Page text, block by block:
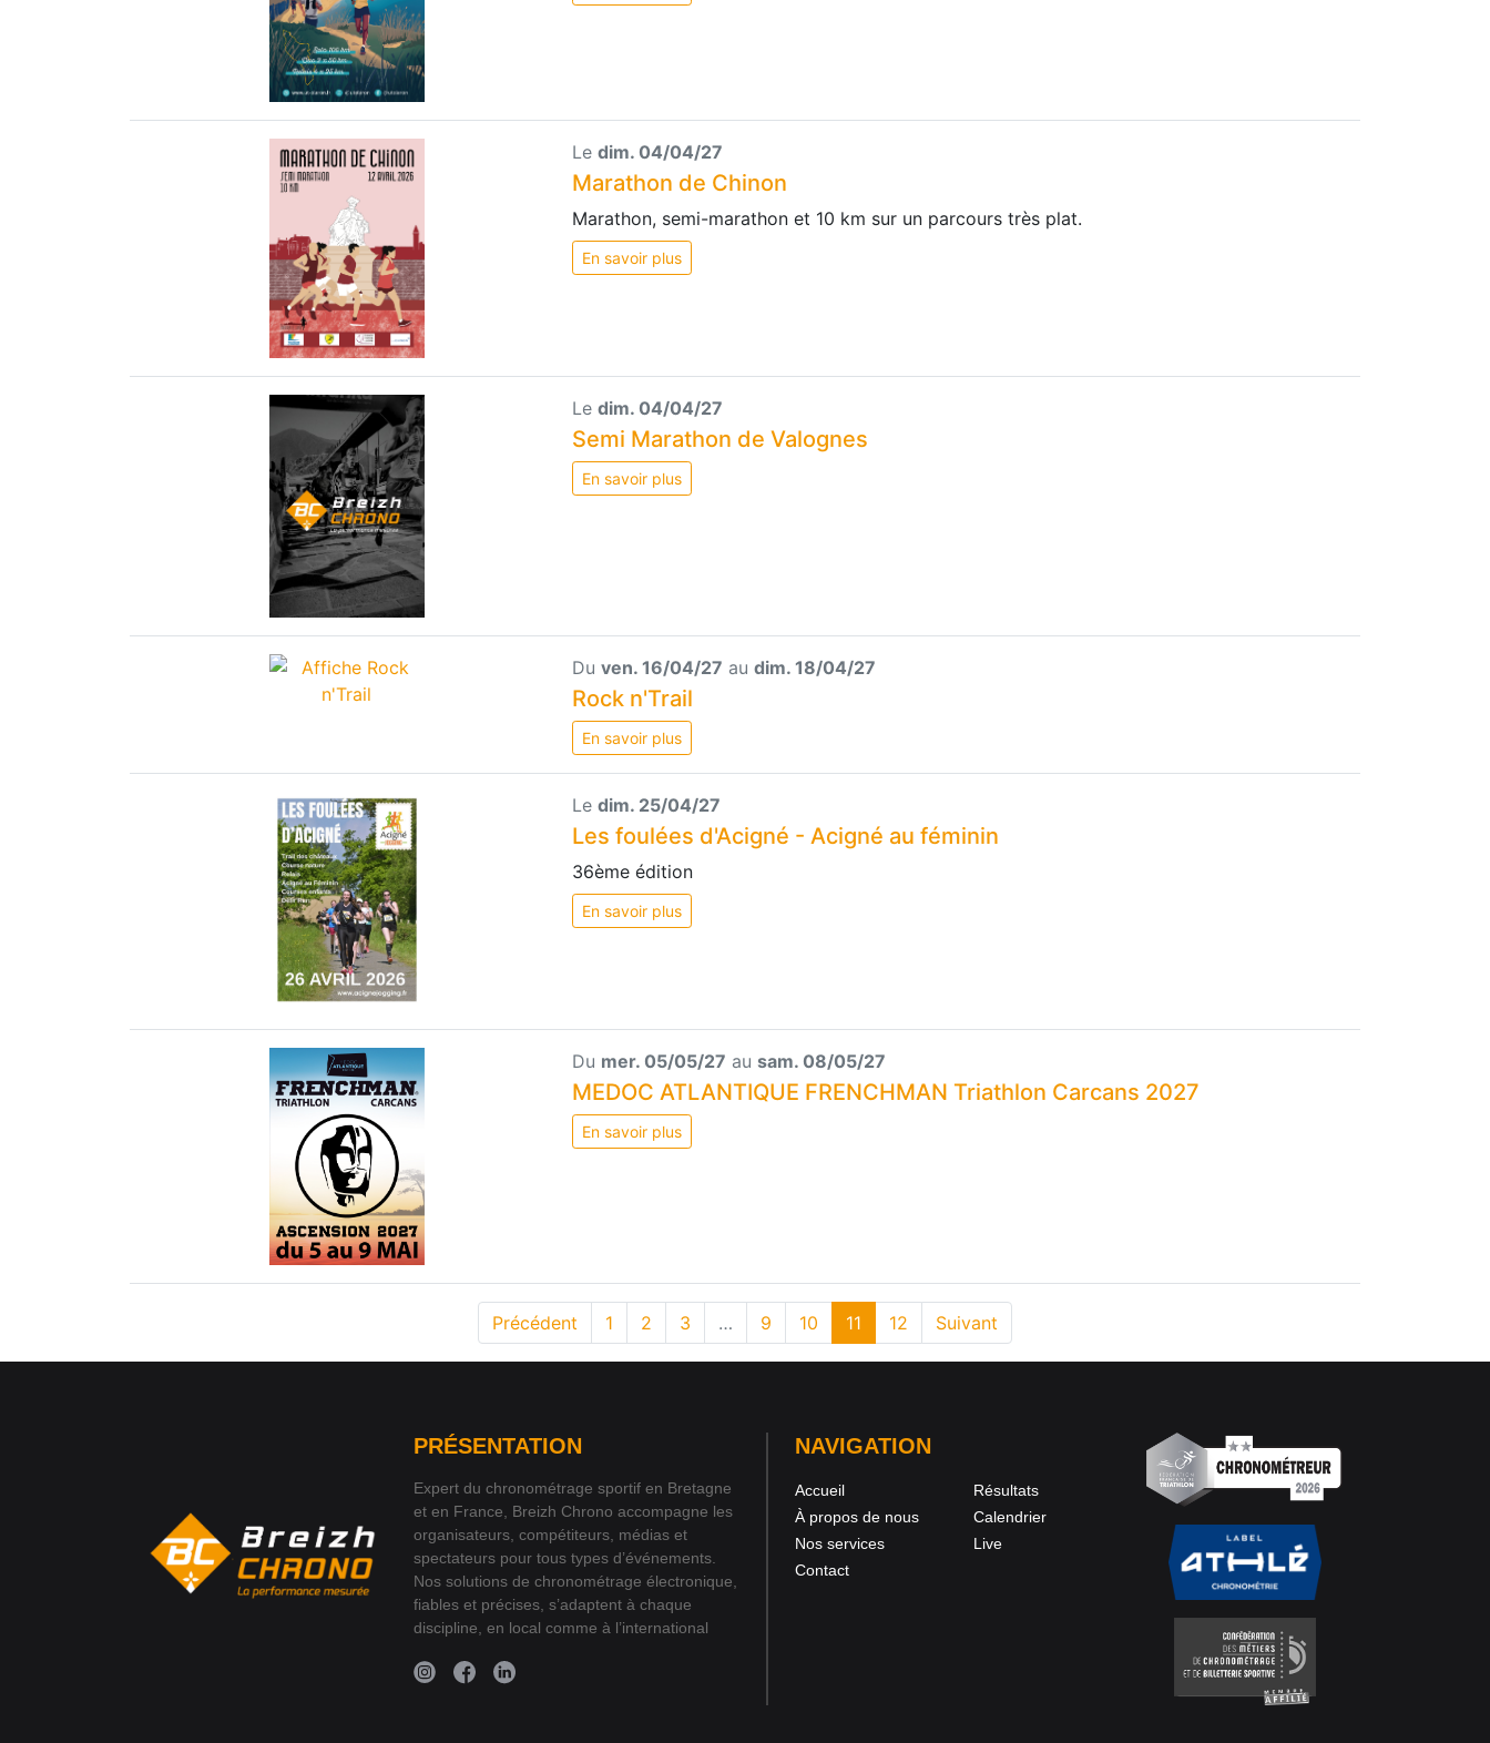
Ledim. 04/04/27
Marathon de Chinon
Marathon, semi-marathon et 10 km sur un parcours très plat.
En savoir plus
Ledim. 04/04/27
Semi Marathon de Valognes
En savoir plus
Duven. 16/04/27 audim. 18/04/27
Rock n'Trail
En savoir plus
Ledim. 25/04/27
Les foulées d'Acigné - Acigné au féminin
36ème édition
En savoir plus
Du mer. 05/05/27 ausam. 08/05/27
MEDOC ATLANTIQUE FRENCHMAN Triathlon Carcans 2027
En savoir plus
Précédent 1 2 3 … 9 10 11 12 Suivant
PRÉSENTATION
Expert du chronométrage sportif en Bretagne
et en France, Breizh Chrono accompagne les
organisateurs, compétiteurs, médias et
spectateurs pour tous types d’événements.
Nos solutions de chronométrage électronique,
fiables et précises, s’adaptent à chaque
discipline, en local comme à l’international
NAVIGATION
Accueil
Résultats
À propos de nous
Calendrier
Nos services
Live
Contact